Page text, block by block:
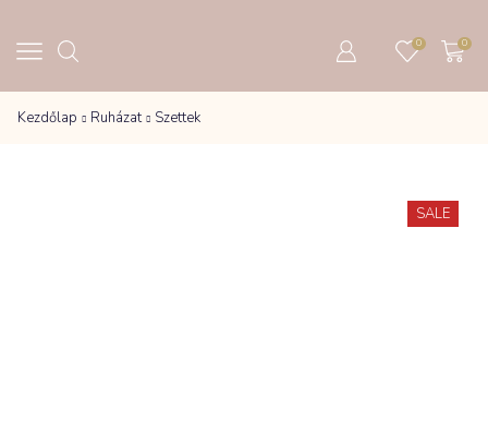
0 0
Kezdőlap Ruházat Szettek
SALE